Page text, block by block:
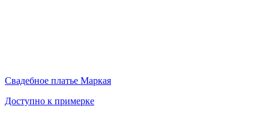
Свадебное платье Маркая
Доступно к примерке